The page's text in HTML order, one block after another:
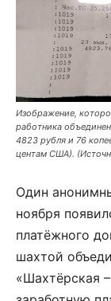
Изображение,
работника
4823 рубля и 76
центам США).
Один
ноября
платёжного
шахтой
«Шахтёрская